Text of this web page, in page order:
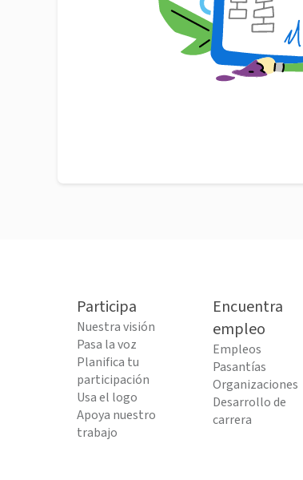
Participa
Nuestra visión
Pasa la voz
Planifica tu
participación
Usa el logo
Apoya nuestro
trabajo
Encuentra
empleo
Empleos
Pasantías
Organizaciones
Desarrollo de
carrera